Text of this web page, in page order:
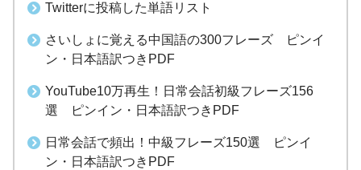
Twitterに投稿した単語リスト
さいしょに覚える中国語の300フレーズ ピンイ
ン・日本語訳つきPDF
YouTube10万再生！日常会話初級フレーズ156
選 ピンイン・日本語訳つきPDF
日常会話で頻出！中級フレーズ150選 ピンイ
ン・日本語訳つきPDF